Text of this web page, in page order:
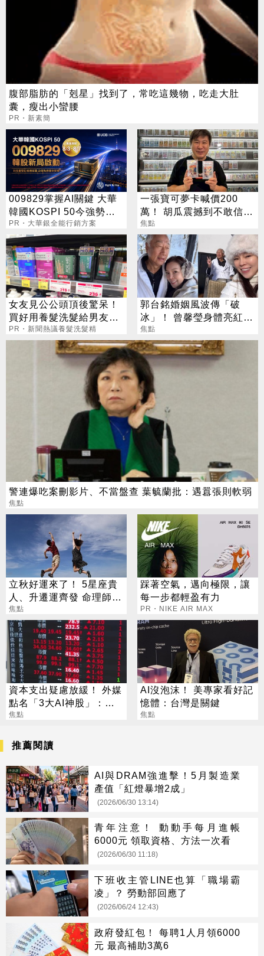
腹部脂肪的「剋星」找到了，常吃這幾物，吃走大肚
囊，瘦出小蠻腰
PR・新素簡
009829掌握AI關鍵 大華
韓國KOSPI 50今強勢開
募
PR・大華銀全能行銷方案
一張寶可夢卡喊價200
萬！ 胡瓜震撼到不敢信：
比股票賺得兇
焦點
女友見公公頭頂後驚呆！
買好用養髮洗髮給男友引
網議論
PR・新聞熱議養髮洗髮精
郭台銘婚姻風波傳「破
冰」！ 曾馨瑩身體亮紅燈
18年婚姻驚傳出現轉機
焦點
警連爆吃案刪影片、不當盤查 葉毓蘭批：遇囂張則軟弱
焦點
立秋好運來了！ 5星座貴
人、升遷運齊發 命理師：
把握黃金轉運期
焦點
踩著空氣，邁向極限，讓
每一步都輕盈有力
PR・NIKE AIR MAX
資本支出疑慮放緩！ 外媒
點名「3大AI神股」：沒
它不行
焦點
AI沒泡沫！ 美專家看好記
憶體：台灣是關鍵
焦點
推薦閱讀
AI與DRAM強進擊！5月製造業
產值「紅燈暴增2成」
(2026/06/30 13:14)
青年注意！ 動動手每月進帳
6000元 領取資格、方法一次看
(2026/06/30 11:18)
下班收主管LINE也算「職場霸
凌」？ 勞動部回應了
(2026/06/24 12:43)
政府發紅包！ 每聘1人月領6000
元 最高補助3萬6